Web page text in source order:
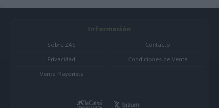
Información
Sobre ZAS
Contacto
Privacidad
Condiciones de Venta
Venta Mayorista